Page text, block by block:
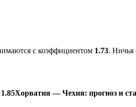
с коэффициентом 1.73. Ничья
1.85Хорватия — Чехия: прогноз и